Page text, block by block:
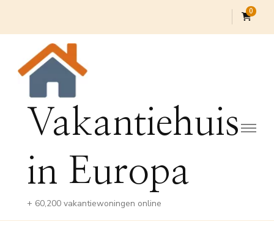
0
Vakantiehuis
in Europa
+ 60,200 vakantiewoningen online